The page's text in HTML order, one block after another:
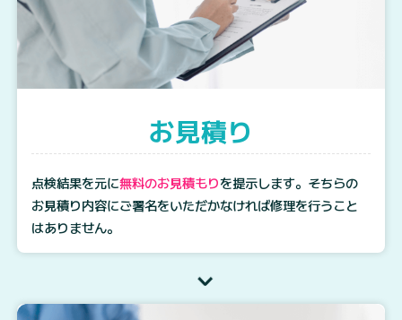
お見積り
点検結果を元に無料のお見積もりを提示します。そちらの
お見積り内容にご署名をいただかなければ修理を行うこと
はありません。